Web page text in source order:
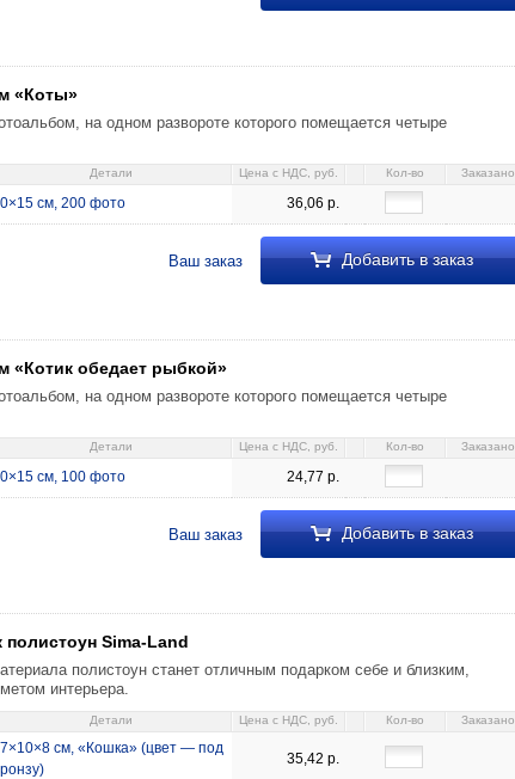
«Коты»
на одном развороте которого помещается четыре
Детали Цена c НДС, руб. Кол-во Заказано
см, 200 фото 36,06 р.
Ваш заказ
Добавить в заказ
«Котик обедает рыбкой»
на одном развороте которого помещается четыре
Детали Цена c НДС, руб. Кол-во Заказано
см, 100 фото 24,77 р.
Ваш заказ
Добавить в заказ
полистоун Sima-Land
полистоун станет отличным подарком себе и близким,
интерьера.
Детали Цена c НДС, руб. Кол-во Заказано
см, «Кошка» (цвет — под
35,42 р.